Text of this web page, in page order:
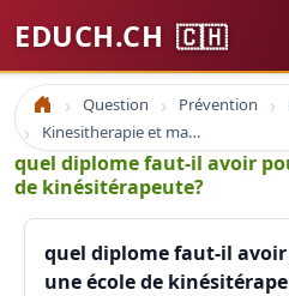
EDUCH.CH 🇨🇭
Accueil Question Prévention
Kinesitherapie et massage
quel diplome faut-il avoir
de kinésitérapeute?
quel diplome faut-il
une école de